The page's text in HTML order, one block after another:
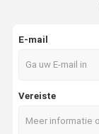
Thuis
E-mail
Vereiste